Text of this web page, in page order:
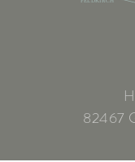
82467